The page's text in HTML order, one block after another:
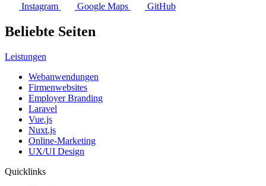
Instagram Google Maps GitHub
Beliebte Seiten
Leistungen
Webanwendungen
Firmenwebsites
Employer Branding
Laravel
Vue.js
Nuxt.js
Online-Marketing
UX/UI Design
Quicklinks